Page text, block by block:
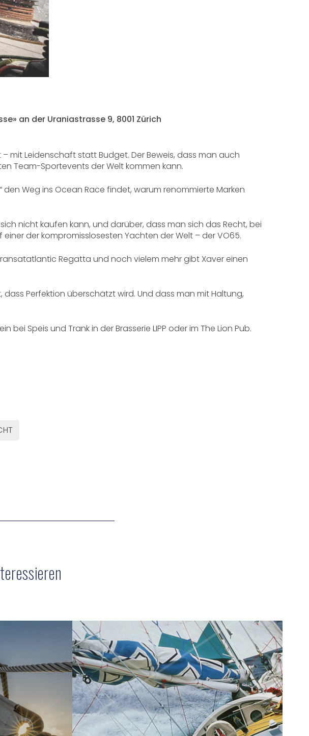
an der Uraniastrasse 9, 8001 Zürich
mit Leidenschaft statt Budget. Der Beweis, dass man auch
Team-Sportevents der Welt kommen kann.
Weg ins Ocean Race findet, warum renommierte Marken
nicht kaufen kann, und darüber, dass man sich das Recht, bei
der kompromisslosesten Yachten der Welt – der VO65.
Regatta und noch vielem mehr gibt Xaver einen
Perfektion überschätzt wird. Und dass man mit Haltung,
Speis und Trank in der Brasserie LIPP oder im The Lion Pub.